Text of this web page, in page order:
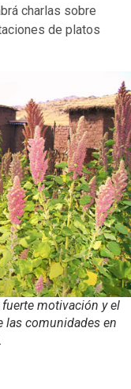
charlas sobre
de platos
motivación y el
las comunidades en